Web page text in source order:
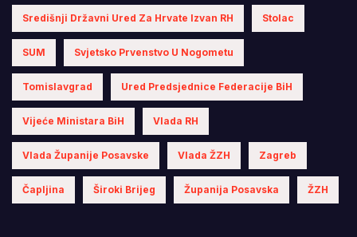
Središnji Državni Ured Za Hrvate Izvan RH Stolac
SUM Svjetsko Prvenstvo U Nogometu
Tomislavgrad Ured Predsjednice Federacije BiH
Vijeće Ministara BiH Vlada RH
Vlada Županije Posavske Vlada ŽZH Zagreb
Čapljina Široki Brijeg Županija Posavska ŽZH